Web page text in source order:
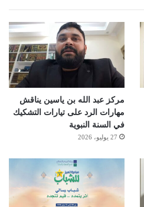
مركز عبد الله بن ياسين يناقش
مهارات الرد على تيارات التشكيك
في السنة النبوية
27 يوليو، 2026